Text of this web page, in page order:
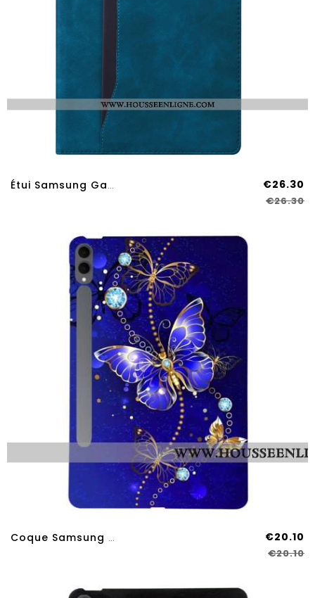
Étui Samsung Galaxy Tab S11 Ultra Business €26.30
€26.30
Coque Samsung Galaxy Tab S11 Ultra Papillons Précieux €20.10
€20.10